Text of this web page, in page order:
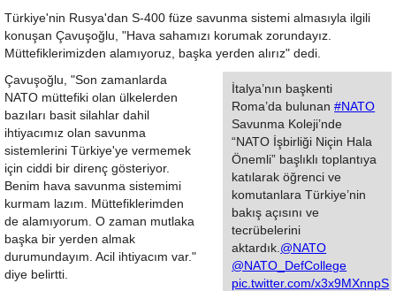
Türkiye'nin Rusya'dan S-400 füze savunma sistemi almasıyla ilgili
konuşan Çavuşoğlu, "Hava sahamızı korumak zorundayız.
Müttefiklerimizden alamıyoruz, başka yerden alırız" dedi.
İtalya’nın başkenti
Roma’da bulunan#NATO
Savunma Koleji’nde
“NATO İşbirliği Niçin Hala
Önemli” başlıklı toplantıya
katılarak öğrenci ve
komutanlara Türkiye’nin
bakış açısını ve
tecrübelerini
aktardık.@NATO
@NATO_DefCollege
pic.twitter.com/x3x9MXnnpS
Çavuşoğlu, "Son zamanlarda
NATO müttefiki olan ülkelerden
bazıları basit silahlar dahil
ihtiyacımız olan savunma
sistemlerini Türkiye'ye vermemek
için ciddi bir direnç gösteriyor.
Benim hava savunma sistemimi
kurmam lazım. Müttefiklerimden
de alamıyorum. O zaman mutlaka
başka bir yerden almak
durumundayım. Acil ihtiyacım var."
diye belirtti.